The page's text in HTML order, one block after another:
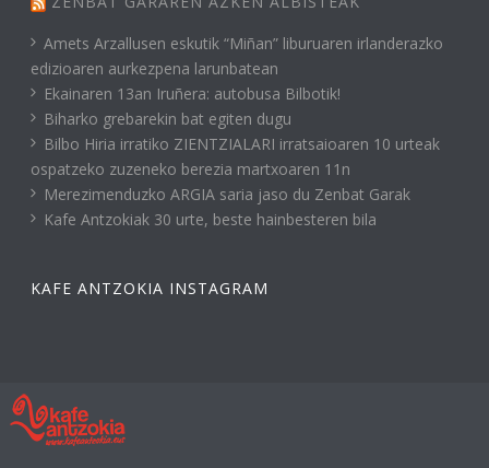
Amets Arzallusen eskutik “Miñan” liburuaren irlanderazko
edizioaren aurkezpena larunbatean
Ekainaren 13an Iruñera: autobusa Bilbotik!
Biharko grebarekin bat egiten dugu
Bilbo Hiria irratiko ZIENTZIALARI irratsaioaren 10 urteak
ospatzeko zuzeneko berezia martxoaren 11n
Merezimenduzko ARGIA saria jaso du Zenbat Garak
Kafe Antzokiak 30 urte, beste hainbesteren bila
KAFE ANTZOKIA INSTAGRAM